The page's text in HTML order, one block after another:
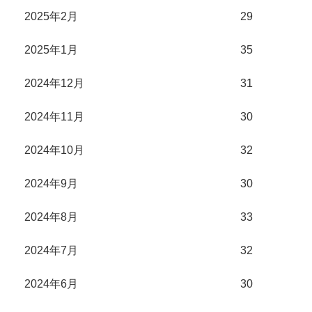
2025年2月 29
2025年1月 35
2024年12月 31
2024年11月 30
2024年10月 32
2024年9月 30
2024年8月 33
2024年7月 32
2024年6月 30